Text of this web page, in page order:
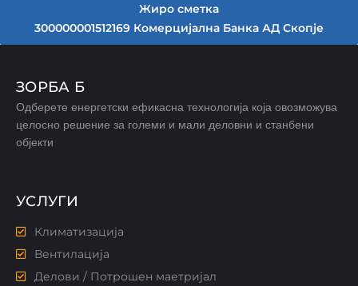
Жиро сметка
300000001512169 Комерцијална Банка АД Скопје
ЗОРБА Б
Одберете енергетски ефикасна технологија која овозможува
целосно решение за големи и мали деловни и станбени
објекти
УСЛУГИ
Климатизација
Вентилација
Делови / Потрошен маетријал